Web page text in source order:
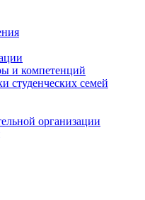
и компетенций
студенческих семей
организации